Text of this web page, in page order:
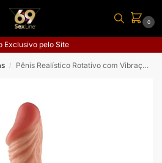
0
Exclusivo pelo Site
/ Pênis Realístico Rotativo com Vibração – 20,0×3,9